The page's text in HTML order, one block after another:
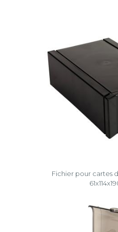
Fichier pour cartes